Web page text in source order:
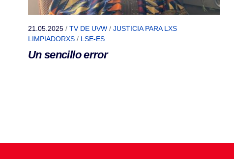
21.05.2025 / TV DE UVW / JUSTICIA PARA LXS
LIMPIADORXS / LSE-ES
Un sencillo error